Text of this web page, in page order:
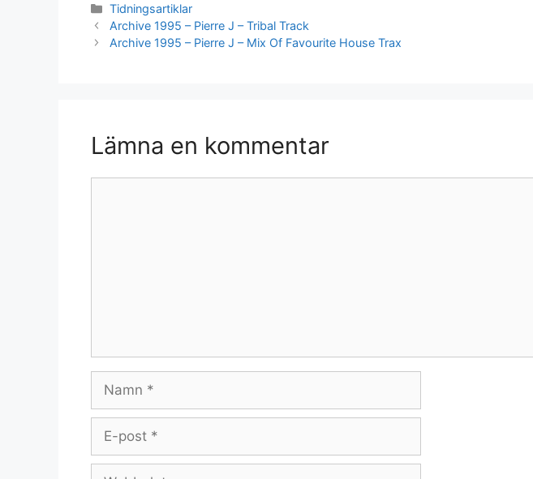
Kategorier
Tidningsartiklar
Archive 1995 – Pierre J – Tribal Track
Archive 1995 – Pierre J – Mix Of Favourite House Trax
Lämna en kommentar
Namn
Webbplats